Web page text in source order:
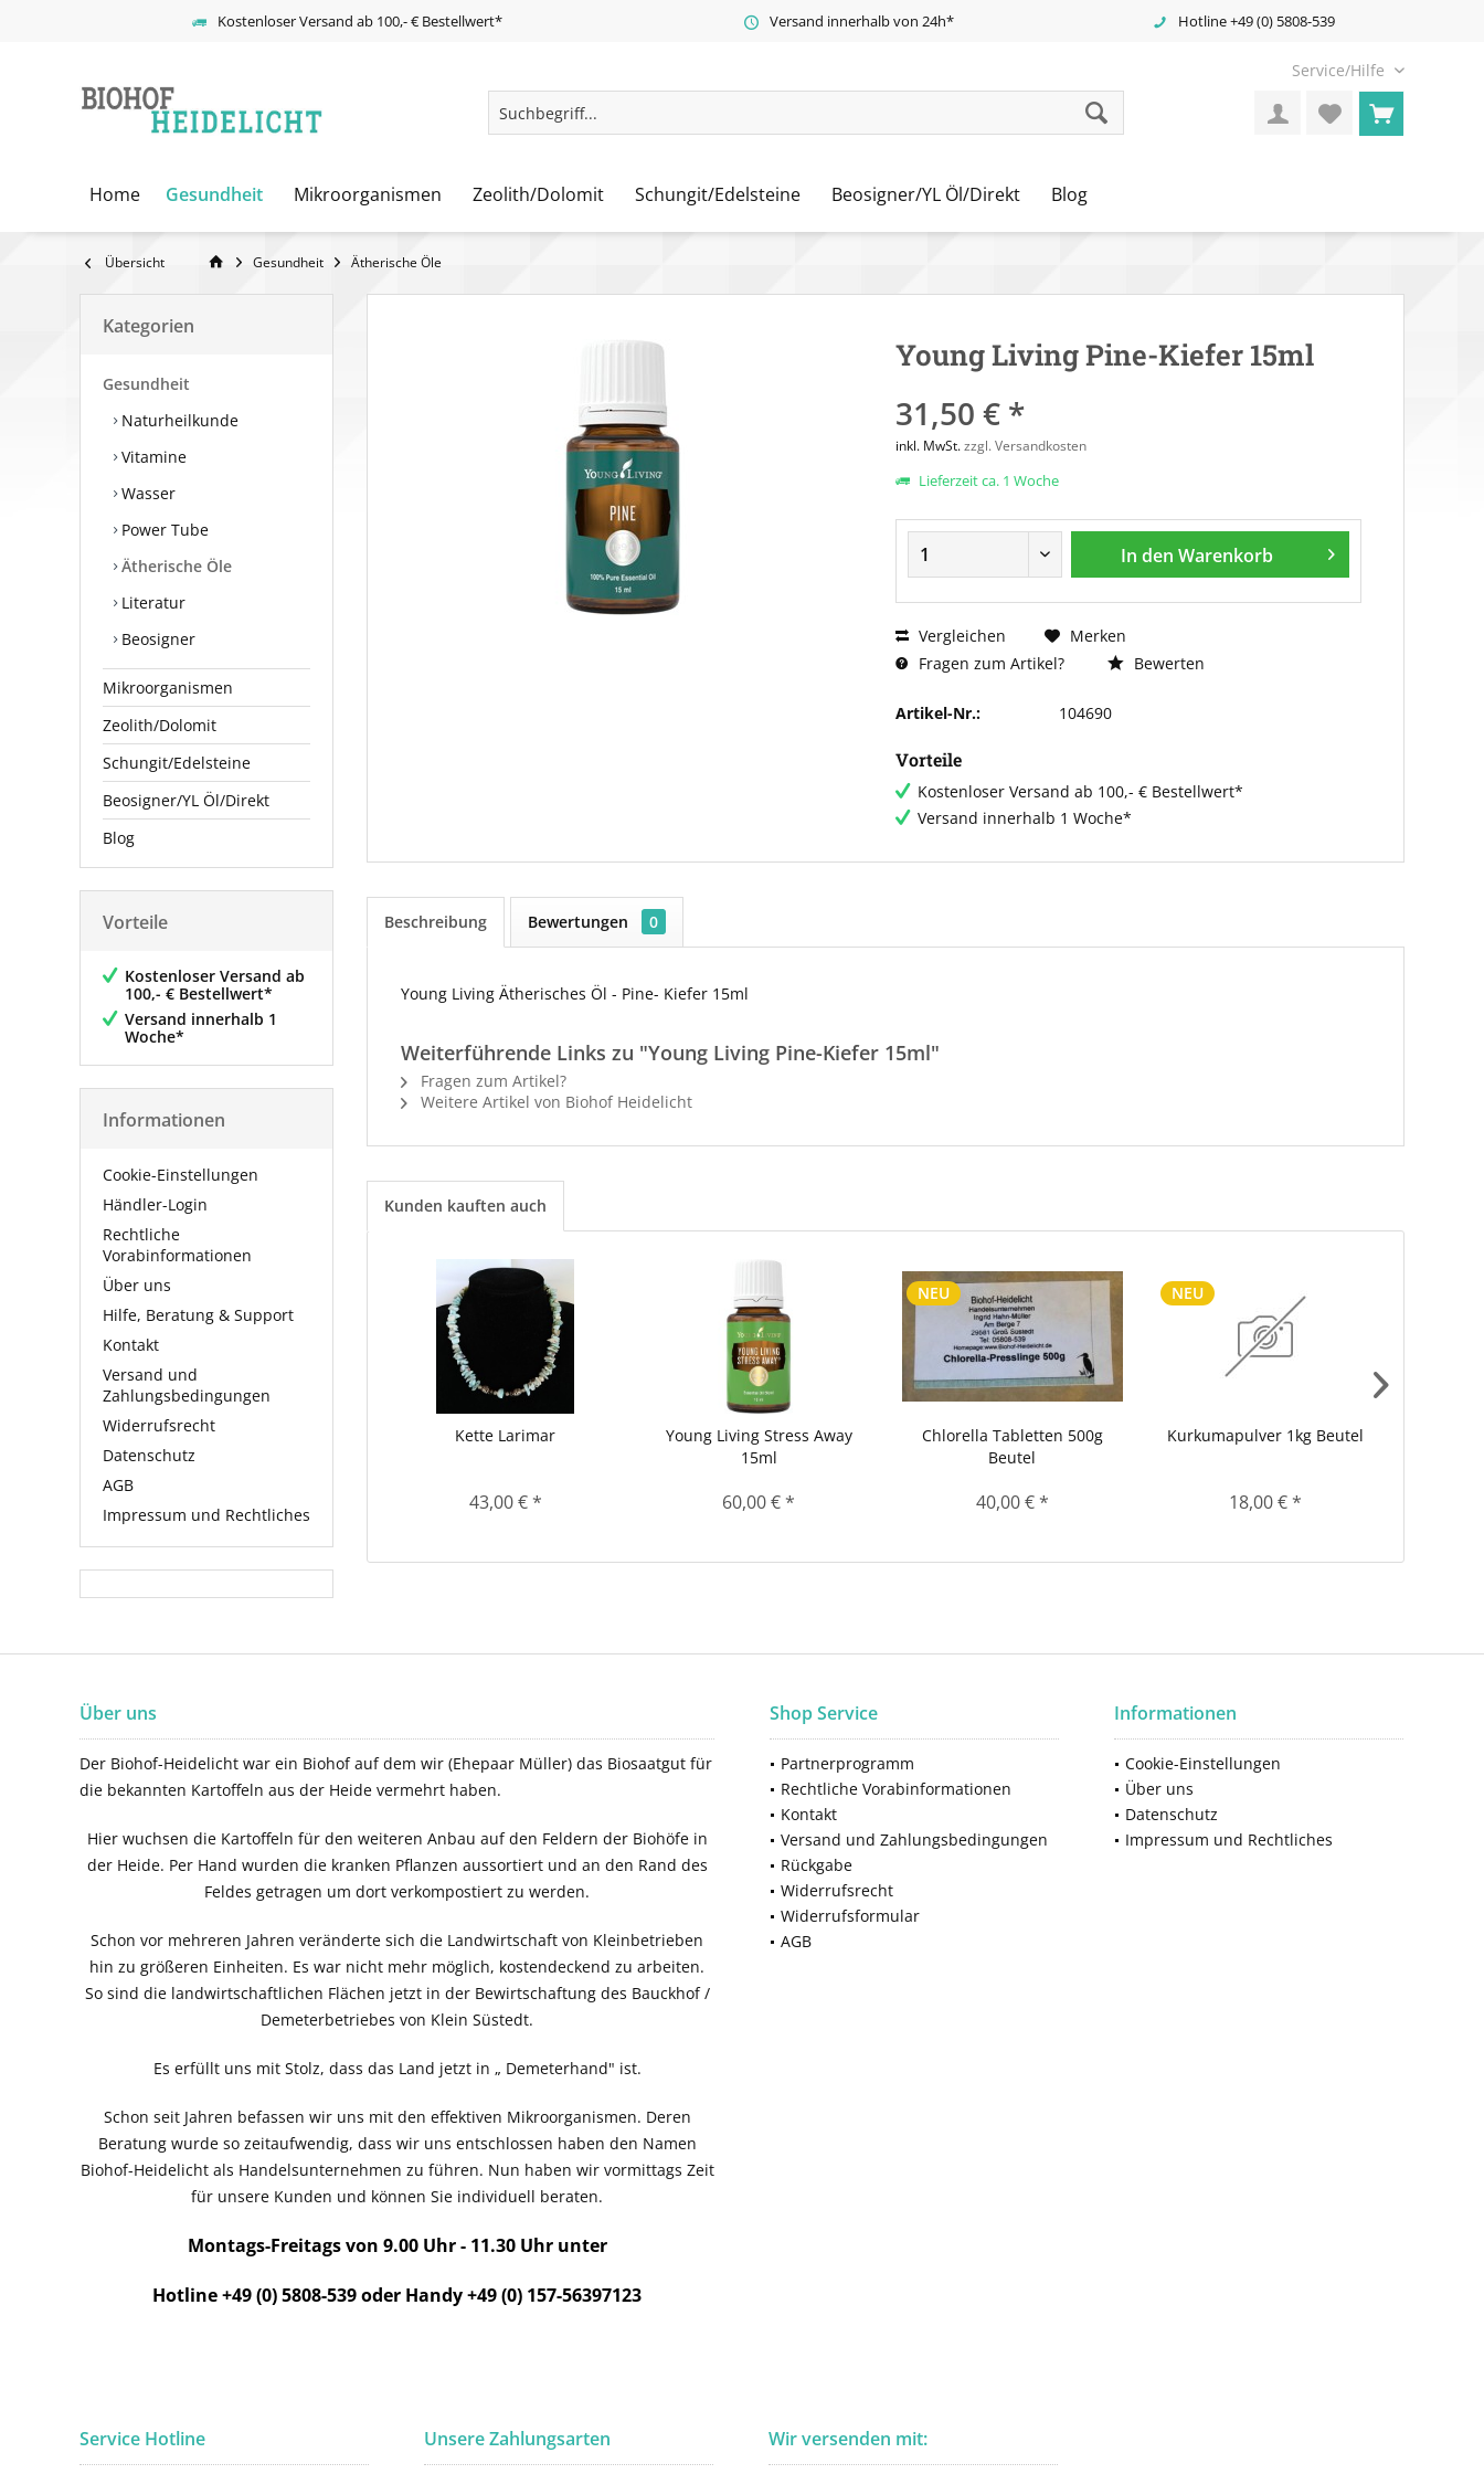
Kostenloser Versand ab 100,- € Bestellwert* Versand innerhalb von 24h* Hotline +49 (0) 5808-539
Service/Hilfe
Home Gesundheit Mikroorganismen Zeolith/Dolomit Schungit/Edelsteine Beosigner/YL Öl/Direkt Blog
Übersicht Gesundheit Ätherische Öle
Kategorien
Gesundheit
Naturheilkunde
Vitamine
Wasser
Power Tube
Ätherische Öle
Literatur
Beosigner
Mikroorganismen
Zeolith/Dolomit
Schungit/Edelsteine
Beosigner/YL Öl/Direkt
Blog
Vorteile
Kostenloser Versand ab
100,- € Bestellwert*
Versand innerhalb 1
Woche*
Informationen
Cookie-Einstellungen
Händler-Login
Rechtliche
Vorabinformationen
Über uns
Hilfe, Beratung & Support
Kontakt
Versand und
Zahlungsbedingungen
Widerrufsrecht
Datenschutz
AGB
Impressum und Rechtliches
Young Living Pine-Kiefer 15ml
31,50 € *
inkl. MwSt.zzgl. Versandkosten
Lieferzeit ca. 1 Woche
In den Warenkorb
Vergleichen
Merken
Fragen zum Artikel?
Bewerten
Artikel-Nr.: 104690
Vorteile
Kostenloser Versand ab 100,- € Bestellwert*
Versand innerhalb 1 Woche*
Beschreibung Bewertungen 0
Young Living Ätherisches Öl - Pine- Kiefer 15ml
Weiterführende Links zu "Young Living Pine-Kiefer 15ml"
Fragen zum Artikel?
Weitere Artikel von Biohof Heidelicht
Kunden kauften auch
Kette Larimar
43,00 € *
Young Living Stress Away
15ml
60,00 € *
NEU
Chlorella Tabletten 500g
Beutel
40,00 € *
NEU
Kurkumapulver 1kg Beutel
18,00 € *
Über uns
Der Biohof-Heidelicht war ein Biohof auf dem wir (Ehepaar Müller) das Biosaatgut für
die bekannten Kartoffeln aus der Heide vermehrt haben.
Hier wuchsen die Kartoffeln für den weiteren Anbau auf den Feldern der Biohöfe in
der Heide. Per Hand wurden die kranken Pflanzen aussortiert und an den Rand des
Feldes getragen um dort verkompostiert zu werden.
Schon vor mehreren Jahren veränderte sich die Landwirtschaft von Kleinbetrieben
hin zu größeren Einheiten. Es war nicht mehr möglich, kostendeckend zu arbeiten.
So sind die landwirtschaftlichen Flächen jetzt in der Bewirtschaftung des Bauckhof /
Demeterbetriebes von Klein Süstedt.
Es erfüllt uns mit Stolz, dass das Land jetzt in „ Demeterhand" ist.
Schon seit Jahren befassen wir uns mit den effektiven Mikroorganismen. Deren
Beratung wurde so zeitaufwendig, dass wir uns entschlossen haben den Namen
Biohof-Heidelicht als Handelsunternehmen zu führen. Nun haben wir vormittags Zeit
für unsere Kunden und können Sie individuell beraten.
Montags-Freitags von 9.00 Uhr - 11.30 Uhr unter
Hotline +49 (0) 5808-539 oder Handy +49 (0) 157-56397123
Shop Service
Partnerprogramm
Rechtliche Vorabinformationen
Kontakt
Versand und Zahlungsbedingungen
Rückgabe
Widerrufsrecht
Widerrufsformular
AGB
Informationen
Cookie-Einstellungen
Über uns
Datenschutz
Impressum und Rechtliches
Service Hotline Unsere Zahlungsarten Wir versenden mit: